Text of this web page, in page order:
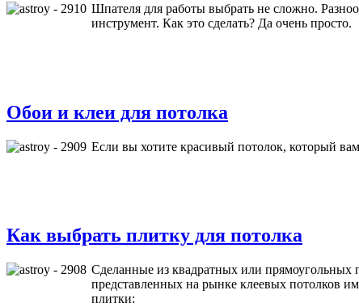
Шпателя для работы выбрать не сложно.
инструмент. Как это сделать? Да очень просто.
Обои и клеи для потолка
Если вы хотите красивый потолок, который
Как выбрать плитку для потолка
Сделанные из квадратных или прямоугольных
представленных на рынке клеевых потолков
плитки: